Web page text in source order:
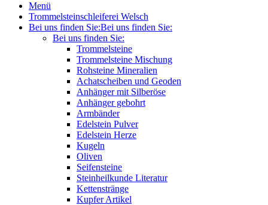
Menü
Trommelsteinschleiferei Welsch
Bei uns finden Sie:Bei uns finden Sie:
Bei uns finden Sie:
Trommelsteine
Trommelsteine Mischung
Rohsteine Mineralien
Achatscheiben und Geoden
Anhänger mit Silberöse
Anhänger gebohrt
Armbänder
Edelstein Pulver
Edelstein Herze
Kugeln
Oliven
Seifensteine
Steinheilkunde Literatur
Kettenstränge
Kupfer Artikel